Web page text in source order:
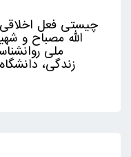
چیستی فعل اخلاقی
الله مصباح و
ملی